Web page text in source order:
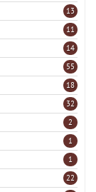
13
11
14
55
18
32
2
1
1
22